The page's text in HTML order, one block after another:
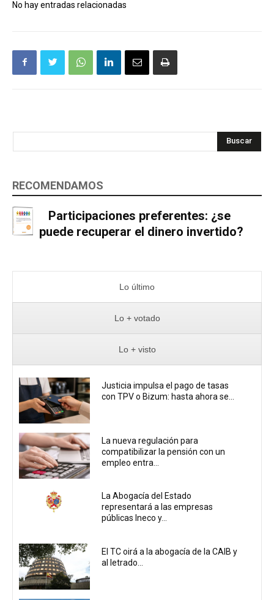
No hay entradas relacionadas
Buscar
RECOMENDAMOS
Participaciones preferentes: ¿se
puede recuperar el dinero invertido?
Lo último
Lo + votado
Lo + visto
Justicia impulsa el pago de tasas
con TPV o Bizum: hasta ahora se...
La nueva regulación para
compatibilizar la pensión con un
empleo entra...
La Abogacía del Estado
representará a las empresas
públicas Ineco y...
El TC oirá a la abogacía de la CAIB y
al letrado...